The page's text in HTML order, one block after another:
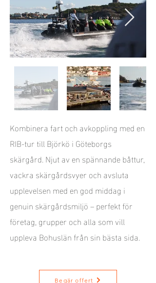
Kombinera fart och avkoppling med en
RIB-tur till Björkö i Göteborgs
skärgård. Njut av en spännande båttur,
vackra skärgårdsvyer och avsluta
upplevelsen med en god middag i
genuin skärgårdsmiljö – perfekt för
företag, grupper och alla som vill
uppleva Bohuslän från sin bästa sida.
Begär offert